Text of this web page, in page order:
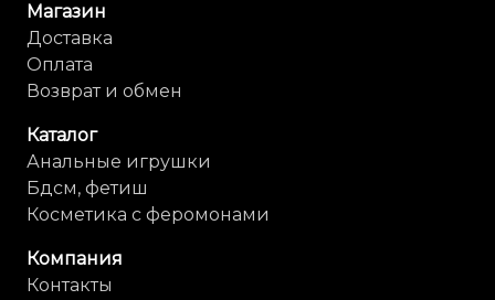
Магазин
Доставка
Оплата
Возврат и обмен
Каталог
Анальные игрушки
Бдсм, фетиш
Косметика с феромонами
Компания
Контакты